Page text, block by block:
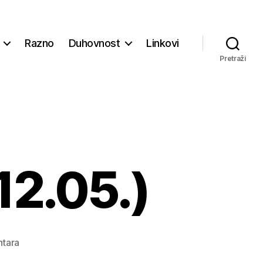
Razno Duhovnost Linkovi
Pretraži